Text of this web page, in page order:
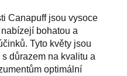
Canapuff jsou vysoce
bohatou a
Tyto květy jsou
důrazem na kvalitu a
optimální